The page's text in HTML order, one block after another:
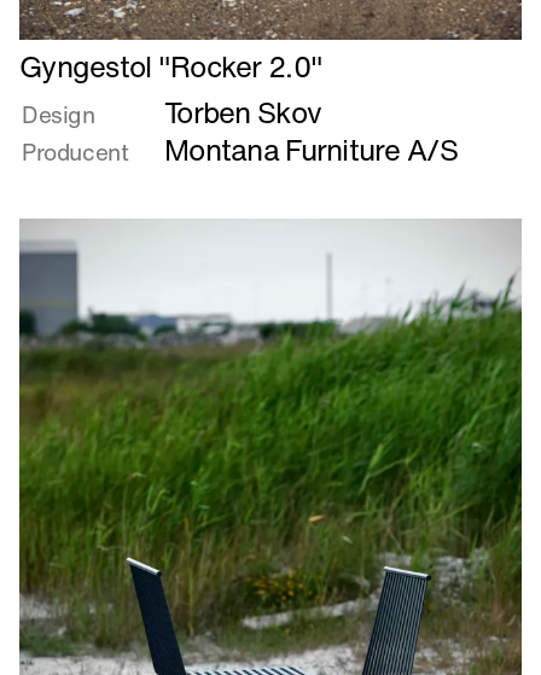
Læs
mere
om
Gyngestol
"Rocker
Gyngestol "Rocker 2.0"
Design Torben Skov
Producent Montana Furniture A/S